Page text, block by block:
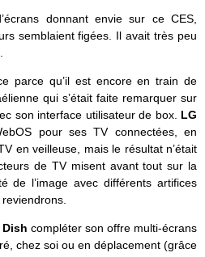
donnant envie sur ce CES,
semblaient figées. Il avait très peu
parce qu’il est encore en train de
qui s’était faite remarquer sur
son interface utilisateur de box. LG
pour ses TV connectées, en
en veilleuse, mais le résultat n’était
de TV misent avant tout sur la
de l’image avec différents artifices
Dish compléter son offre multi-écrans
chez soi ou en déplacement (grâce